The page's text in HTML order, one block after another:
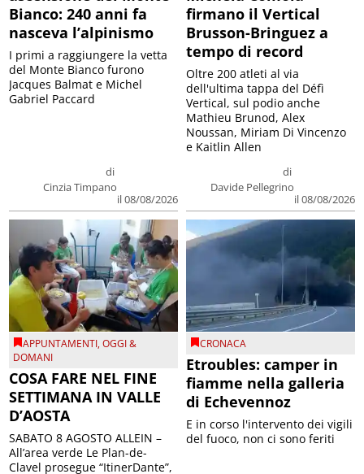
Bianco: 240 anni fa
nasceva l’alpinismo
di
Cinzia Timpano
il 08/08/2026
I primi a raggiungere la vetta
del Monte Bianco furono
Jacques Balmat e Michel
Gabriel Paccard
firmano il Vertical
Brusson-Bringuez a
tempo di record
di
Davide Pellegrino
il 08/08/2026
Oltre 200 atleti al via
dell'ultima tappa del Défì
Vertical, sul podio anche
Mathieu Brunod, Alex
Noussan, Miriam Di Vincenzo
e Kaitlin Allen
APPUNTAMENTI,OGGI &
DOMANI
COSA FARE NEL FINE
SETTIMANA IN VALLE
D’AOSTA
SABATO 8 AGOSTO ALLEIN –
All’area verde Le Plan-de-
Clavel prosegue “ItinerDante”,
CRONACA
Etroubles: camper in
fiamme nella galleria
di Echevennoz
E in corso l'intervento dei vigili
del fuoco, non ci sono feriti